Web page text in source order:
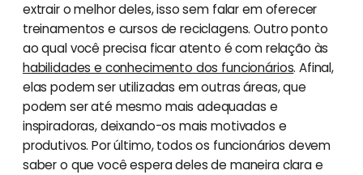
extrair o melhor deles, isso sem falar em oferecer
treinamentos e cursos de reciclagens. Outro ponto
ao qual você precisa ficar atento é com relação às
habilidades e conhecimento dos funcionários. Afinal,
elas podem ser utilizadas em outras áreas, que
podem ser até mesmo mais adequadas e
inspiradoras, deixando-os mais motivados e
produtivos. Por último, todos os funcionários devem
saber o que você espera deles de maneira clara e